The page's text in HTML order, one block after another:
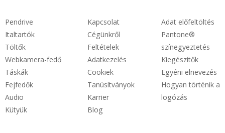
Pendrive
Italtartók
Töltők
Webkamera-fedő
Táskák
Fejfedők
Audio
Kütyük
Kapcsolat
Cégünkről
Feltételek
Adatkezelés
Cookiek
Tanúsítványok
Karrier
Blog
Adat előfeltöltés
Pantone®
színegyeztetés
Kiegészítők
Egyéni elnevezés
Hogyan történik a
logózás